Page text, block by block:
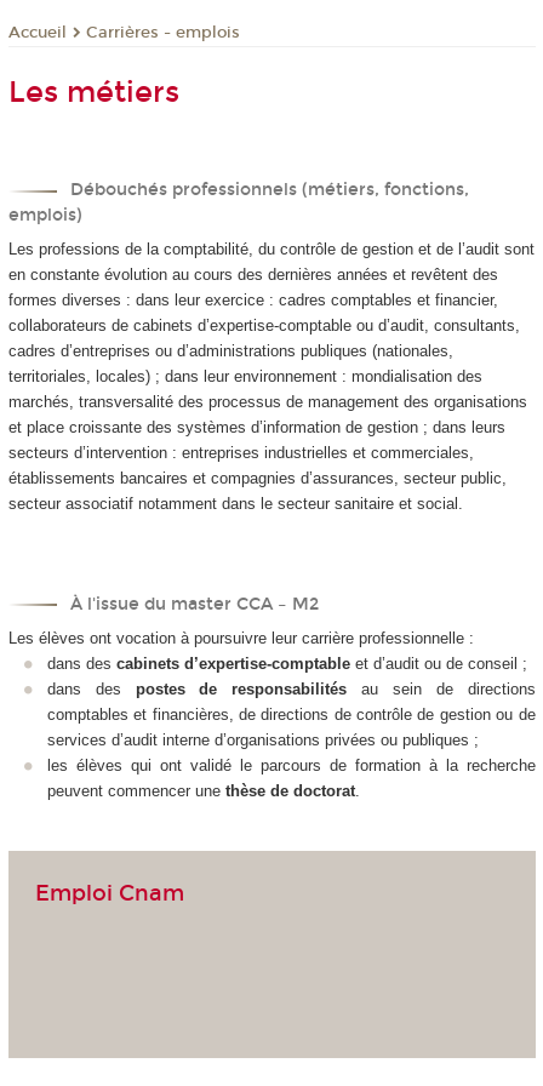
Accueil Carrières - emplois
Les métiers
Débouchés professionnels (métiers, fonctions,
emplois)
Les professions de la comptabilité, du contrôle de gestion et de l’audit sont
en constante évolution au cours des dernières années et revêtent des
formes diverses : dans leur exercice : cadres comptables et financier,
collaborateurs de cabinets d’expertise-comptable ou d’audit, consultants,
cadres d’entreprises ou d’administrations publiques (nationales,
territoriales, locales) ; dans leur environnement : mondialisation des
marchés, transversalité des processus de management des organisations
et place croissante des systèmes d’information de gestion ; dans leurs
secteurs d’intervention : entreprises industrielles et commerciales,
établissements bancaires et compagnies d’assurances, secteur public,
secteur associatif notamment dans le secteur sanitaire et social.
À l'issue du master CCA – M2
Les élèves ont vocation à poursuivre leur carrière professionnelle :
dans des cabinets d’expertise-comptable et d’audit ou de conseil ;
dans des postes de responsabilités au sein de directions
comptables et financières, de directions de contrôle de gestion ou de
services d’audit interne d’organisations privées ou publiques ;
les élèves qui ont validé le parcours de formation à la recherche
peuvent commencer une thèse de doctorat
Emploi Cnam